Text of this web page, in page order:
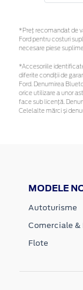
*Preţ recomandat de
Ford pentru costuri
necesare piese
*Accesoriile
diferite condiții de
Ford. Denumirea
orice utilizare a unor
face sub licență.
Celelalte mărci și
MODELE
Autoturisme
Comerciale &
Flote